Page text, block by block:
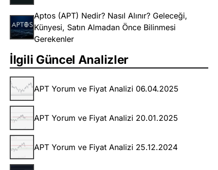
Aptos (APT) Nedir? Nasıl Alınır? Geleceği,
Künyesi, Satın Almadan Önce Bilinmesi
Gerekenler
İlgili Güncel Analizler
APT Yorum ve Fiyat Analizi 06.04.2025
APT Yorum ve Fiyat Analizi 20.01.2025
APT Yorum ve Fiyat Analizi 25.12.2024